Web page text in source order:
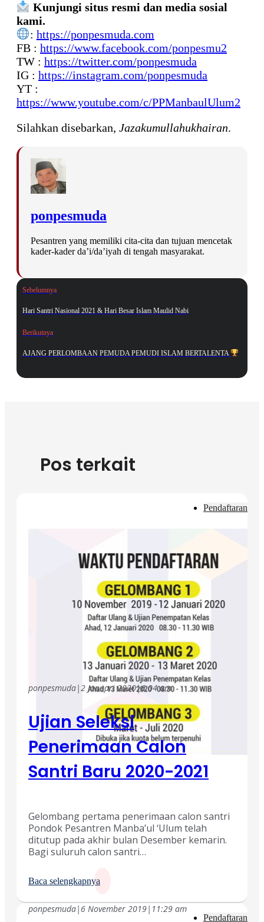
Kunjungi situs resmi dan media sosial
kami.
: https://ponpesmuda.com
FB : https://www.facebook.com/ponpesmu2
TW : https://twitter.com/ponpesmuda
IG : https://instagram.com/ponpesmuda
YT :
https://www.youtube.com/c/PPManbaulUlum2
Silahkan disebarkan, Jazakumullahukhairan.
ponpesmuda
Pesantren yang memiliki cita-cita dan tujuan mencetak
kader-kader da’i/da’iyah di tengah masyarakat.
Sebelumnya
Hari Santri Nasional 2021 & Hari Besar Islam Maulid Nabi
Berikutnya
AJANG PERLOMBAAN PEMUDA PEMUDI ISLAM BERTALENTA
Pos terkait
Pendaftaran
ponpesmuda|2 Januari 2020|6:04 am
Ujian Seleksi
Penerimaan Calon
Santri Baru 2020-2021
Gelombang pertama penerimaan calon santri
Pondok Pesantren Manba’ul ‘Ulum telah
ditutup pada akhir bulan Desember kemarin.
Bagi suluruh calon santri…
Baca selengkapnya
Pendaftaran
ponpesmuda| 6 November 2019| 11:29 am